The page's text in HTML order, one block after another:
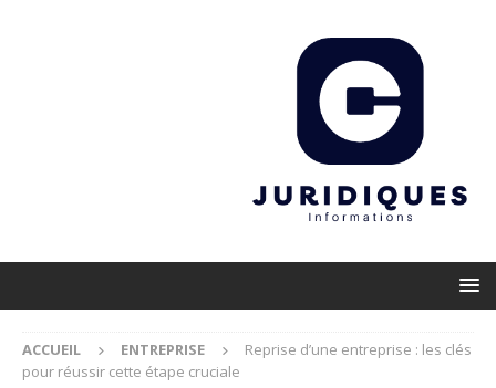
ACCUEIL ENTREPRISE
Reprise d’une entreprise : les clés
pour réussir cette étape cruciale